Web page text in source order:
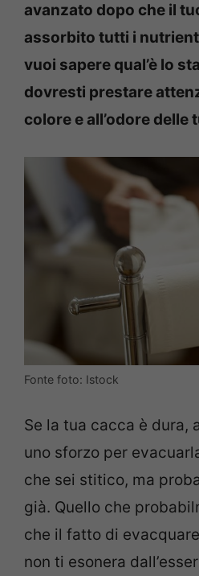
avanzato dopo che il
assorbito tutti i
vuoi sapere qual’è lo
dovresti prestare
colore e all’odore delle
Fonte foto: Istock
Se la tua cacca è dura,
uno sforzo per
che sei stitico, ma
già. Quello che
che il fatto di
non ti esonera